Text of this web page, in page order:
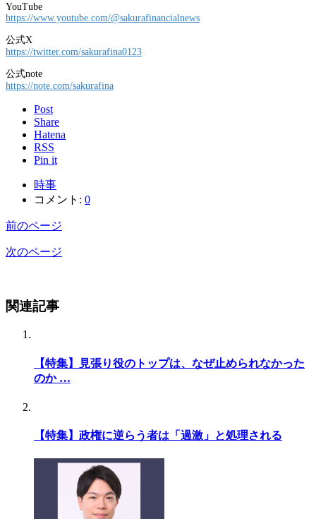
YouTube
https://www.youtube.com/@sakurafinancialnews
公式X
https://twitter.com/sakurafina0123
公式note
https://note.com/sakurafina
Post
Share
Hatena
RSS
Pin it
時事
コメント: 0
前のページ
次のページ
関連記事
【特集】見張り役のトップは、なぜ止められなかった
のか …
【特集】政権に逆らう者は「過激」と処理される